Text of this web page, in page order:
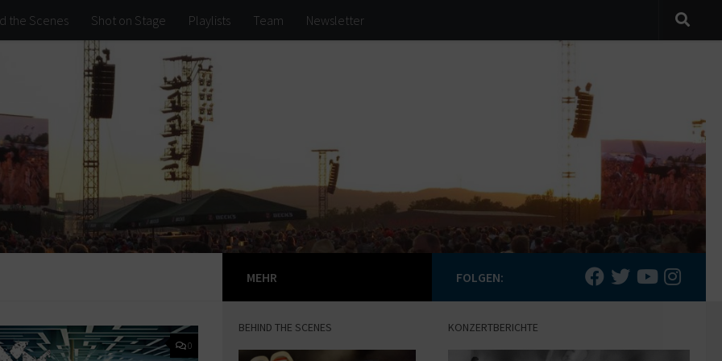
the Scenes Shot on Stage Playlists Team Newsletter
0
FOLGEN:
KONZERTBERICHTE
MEHR
BEHIND THE SCENES